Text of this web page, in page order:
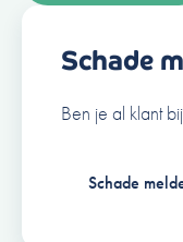
Schade
Ben je al klant
Schade